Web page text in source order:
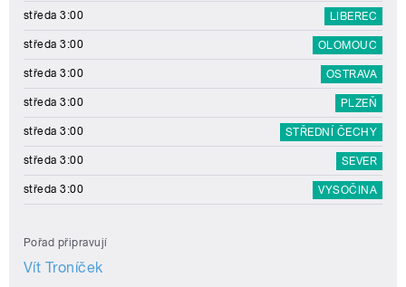
středa 3:00 LIBEREC
středa 3:00 OLOMOUC
středa 3:00 OSTRAVA
středa 3:00 PLZEŇ
středa 3:00 STŘEDNÍ ČECHY
středa 3:00 SEVER
středa 3:00 VYSOČINA
Pořad připravují
Vít Troníček